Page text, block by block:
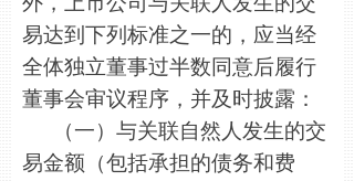
易达到下列标准之一的，应当经
全体独立董事过半数同意后履行
董事会审议程序，并及时披露：
（一）与关联自然人发生的交
易金额（包括承担的债务和费